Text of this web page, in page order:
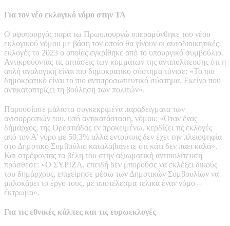
Για τον νέο εκλογικό νόμο στην ΤΑ
Ο υφυπουργός παρά τω Πρωυπουργώ υπεραμύνθηκε του νέου
εκλογικού νόμου με βάση τον οποίο θα γίνουν οι αυτοδιοικητικές
εκλογές το 2023 ο οποίος εγκρίθηκε από το υπουργικό συμβούλιο.
Αντικρούοντας τις αιτιάσεις των κομμάτων της αντιπολίτευσης ότι η
απλή αναλογική είναι πιο δημοκρατικό σύστημα τόνισε: «Το πιο
δημοκρατικό είναι το πιο αντιπροσωπευτικό σύστημα. Εκείνο που
αντικατοπτρίζει τη βούληση των πολιτών».
Παρουσίασε μάλιστα συγκεκριμένα παραδείγματα των
ανισορροπιών του, υπό αντικατάσταση, νόμου: «Όταν ένας
δήμαρχος, της Ορεστιάδας εν προκειμένω, κερδίζει τις εκλογές
από τον Α’ γύρο με 50,3% αλλά εντούτοις δεν έχει την πλειοψηφία
στο Δημοτικό Συμβούλιο καταλαβαίνετε ότι κάτι δεν πάει καλά».
Και στρέφοντας τα βέλη του στην αξιωματική αντιπολίτευση
πρόσθεσε: «Ο ΣΥΡΙΖΑ, επειδή δεν μπορούσε να εκλέξει δικούς
του δημάρχους, επιχείρησε μέσω των Δημοτικών Συμβουλίων να
μπλοκάρει το έργο τους, με αποτέλεσμα τελικά έναν νόμο –
έκτρωμα».
Για τις εθνικές κάλπες και τις ευρωεκλογές